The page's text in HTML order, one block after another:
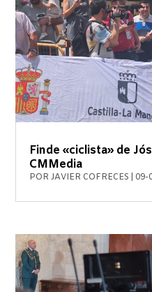
Finde «ciclista» de
CMMedia
PORJAVIER COFRECES 09-